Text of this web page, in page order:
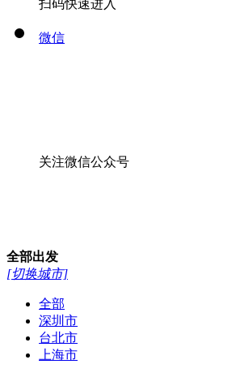
扫码快速进入
微信
关注微信公众号
全部出发
[切换城市]
全部
深圳市
台北市
上海市